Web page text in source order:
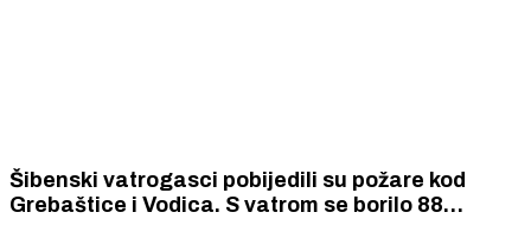
Šibenski vatrogasci pobijedili su požare kod
Grebaštice i Vodica. S vatrom se borilo 88